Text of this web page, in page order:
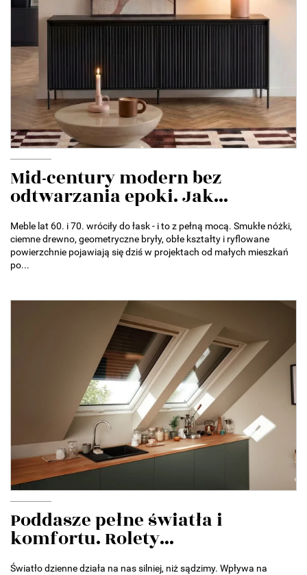
Mid-century modern bez
odtwarzania epoki. Jak...
Meble lat 60. i 70. wróciły do łask - i to z pełną mocą. Smukłe nóżki,
ciemne drewno, geometryczne bryły, obłe kształty i ryflowane
powierzchnie pojawiają się dziś w projektach od małych mieszkań
po...
Poddasze pełne światła i
komfortu. Rolety...
Światło dzienne działa na nas silniej, niż sądzimy. Wpływa na